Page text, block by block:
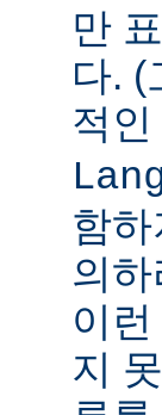
만
다. (
적
함
의
이
지